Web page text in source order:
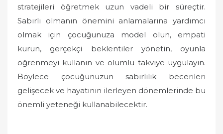
stratejileri öğretmek uzun vadeli bir süreçtir.
Sabırlı olmanın önemini anlamalarına yardımcı
olmak için çocuğunuza model olun, empati
kurun, gerçekçi beklentiler yönetin, oyunla
öğrenmeyi kullanın ve olumlu takviye uygulayın.
Böylece çocuğunuzun sabırlılık becerileri
gelişecek ve hayatının ilerleyen dönemlerinde bu
önemli yeteneği kullanabilecektir.